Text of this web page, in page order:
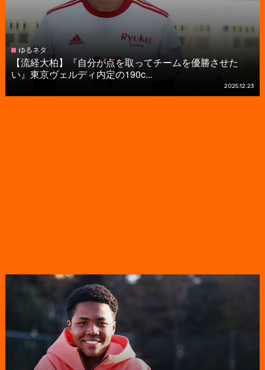
ゆるネタ
【流経大柏】『自分が点を取ってチームを優勝させた
い』東京ヴェルディ内定の190c...
2025.12.23